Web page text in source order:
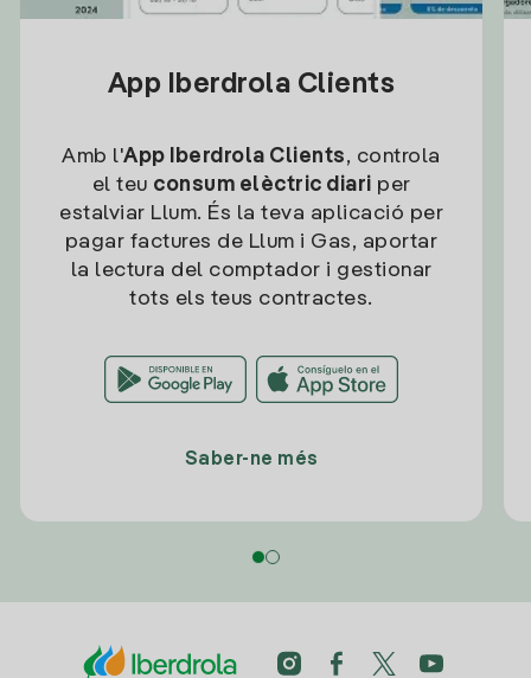
App Iberdrola Clients
Amb l'App Iberdrola Clients, controla
el teu consum elèctric diari per
estalviar Llum. És la teva aplicació per
pagar factures de Llum i Gas, aportar
la lectura del comptador i gestionar
tots els teus contractes.
Saber-ne més